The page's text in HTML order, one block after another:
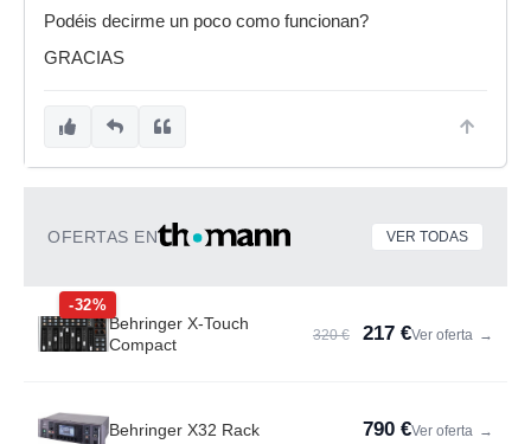
Podéis decirme un poco como funcionan?
GRACIAS
OFERTAS EN VER TODAS
-32%
Behringer X-Touch
Compact
320 € 217 €Ver oferta →
Behringer X32 Rack 790 €Ver oferta →